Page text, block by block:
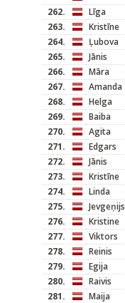
262.
Līga
263.
Kristīne
264.
Ļubova
265.
Jānis
266.
Māra
267.
Amanda
268.
Helga
269.
Baiba
270.
Agita
271.
Edgars
272.
Jānis
273.
Kristīne
274.
Linda
275.
Jevgeņijs
276.
Kristine
277.
Viktors
278.
Reinis
279.
Egija
280.
Raivis
281.
Maija